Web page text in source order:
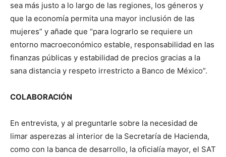
sea más justo a lo largo de las regiones, los géneros y
que la economía permita una mayor inclusión de las
mujeres” y añade que “para lograrlo se requiere un
entorno macroeconómico estable, responsabilidad en las
finanzas públicas y estabilidad de precios gracias a la
sana distancia y respeto irrestricto a Banco de México”.
COLABORACIÓN
En entrevista, y al preguntarle sobre la necesidad de
limar asperezas al interior de la Secretaría de Hacienda,
como con la banca de desarrollo, la oficialía mayor, el SAT